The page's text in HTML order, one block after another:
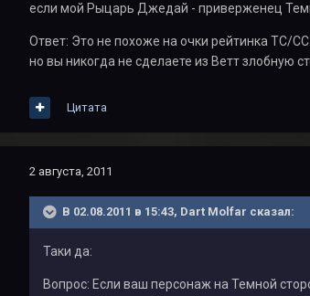
если мой Рыцарь Джедай - приверженец
Ответ: Это не похоже на очки рейтинка ТС/
но вы никогда не сделаете из Ветт злобную
Цитата
2 августа, 2011
В 02.08.2011 в 15:43, Dart Molfar сказал:
Таки да:
Вопрос: Если ваш персонаж на Темной